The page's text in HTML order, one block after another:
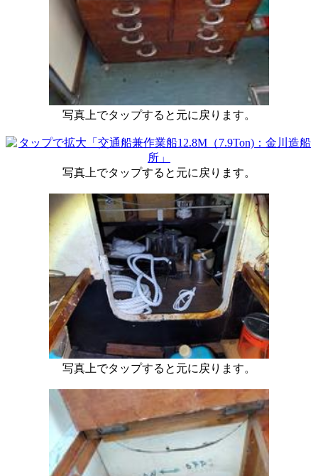
写真上でタップすると元に戻ります。
写真上でタップすると元に戻ります。
写真上でタップすると元に戻ります。